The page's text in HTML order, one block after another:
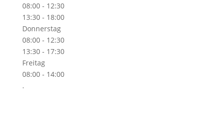
08:00 - 12:30
13:30 - 18:00
Donnerstag
08:00 - 12:30
13:30 - 17:30
Freitag
08:00 - 14:00
.